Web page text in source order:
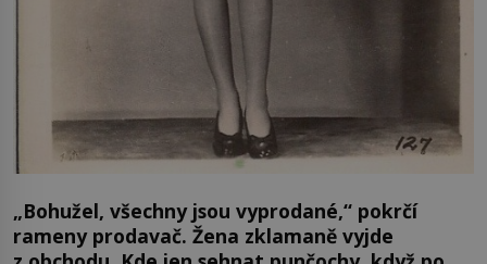
„Bohužel, všechny jsou vyprodané,“ pokrčí
rameny prodavač. Žena zklamaně vyjde